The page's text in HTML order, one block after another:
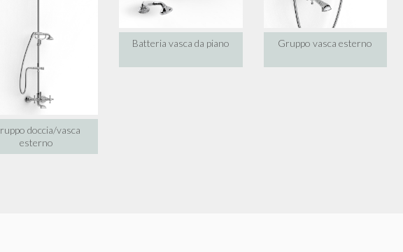
doccia/vasca
esterno
Batteria vasca da piano Gruppo vasca esterno